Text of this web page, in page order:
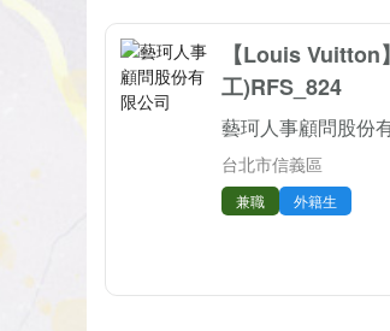
【Louis
工)RFS_824
藝珂人事顧問股份
台北市信義區
兼職 外籍生